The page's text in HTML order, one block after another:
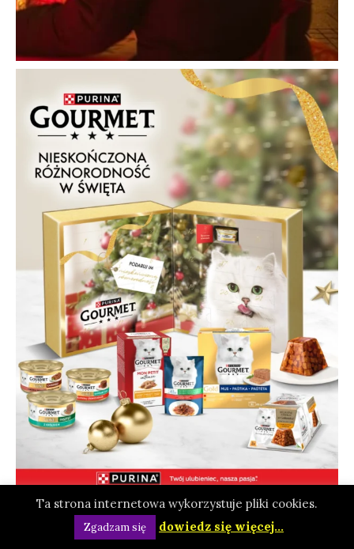
Ta strona internetowa wykorzystuje pliki cookies.
Zgadzam się dowiedz się więcej...